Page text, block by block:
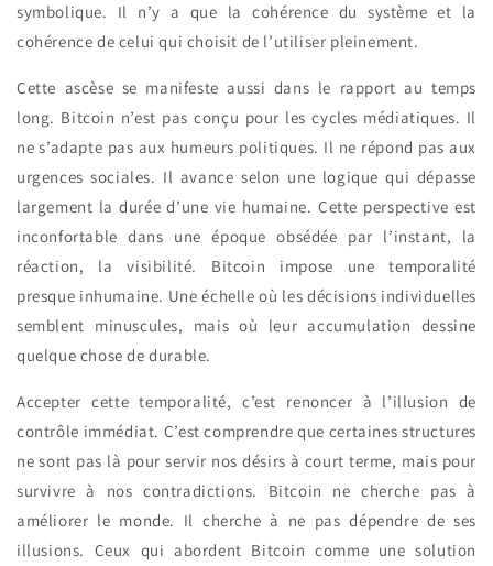
symbolique. Il n’y a que la cohérence du système et la
cohérence de celui qui choisit de l’utiliser pleinement.
Cette ascèse se manifeste aussi dans le rapport au temps
long. Bitcoin n’est pas conçu pour les cycles médiatiques. Il
ne s’adapte pas aux humeurs politiques. Il ne répond pas aux
urgences sociales. Il avance selon une logique qui dépasse
largement la durée d’une vie humaine. Cette perspective est
inconfortable dans une époque obsédée par l’instant, la
réaction, la visibilité. Bitcoin impose une temporalité
presque inhumaine. Une échelle où les décisions individuelles
semblent minuscules, mais où leur accumulation dessine
quelque chose de durable.
Accepter cette temporalité, c’est renoncer à l’illusion de
contrôle immédiat. C’est comprendre que certaines structures
ne sont pas là pour servir nos désirs à court terme, mais pour
survivre à nos contradictions. Bitcoin ne cherche pas à
améliorer le monde. Il cherche à ne pas dépendre de ses
illusions. Ceux qui abordent Bitcoin comme une solution